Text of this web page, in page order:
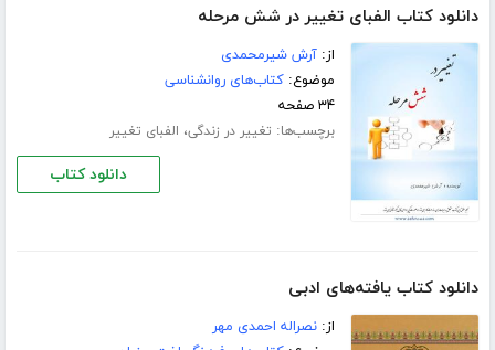
دانلود کتاب الفبای تغییر در شش مرحله
از:آرش شیرمحمدی
موضوع:کتاب‌های روانشناسی
۳۴ صفحه
برچسب‌ها: تغییر در زندگی، الفبای تغییر
دانلود کتاب
دانلود کتاب یافته‌های ادبی
از:نصراله احمدی مهر